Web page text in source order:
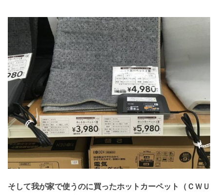
そして我が家で使うのに買ったホットカーペット（ＣＷＵ